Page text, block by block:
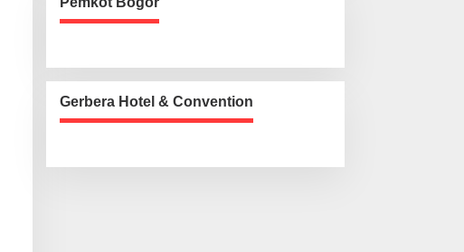
Gerbera Hotel & Convention